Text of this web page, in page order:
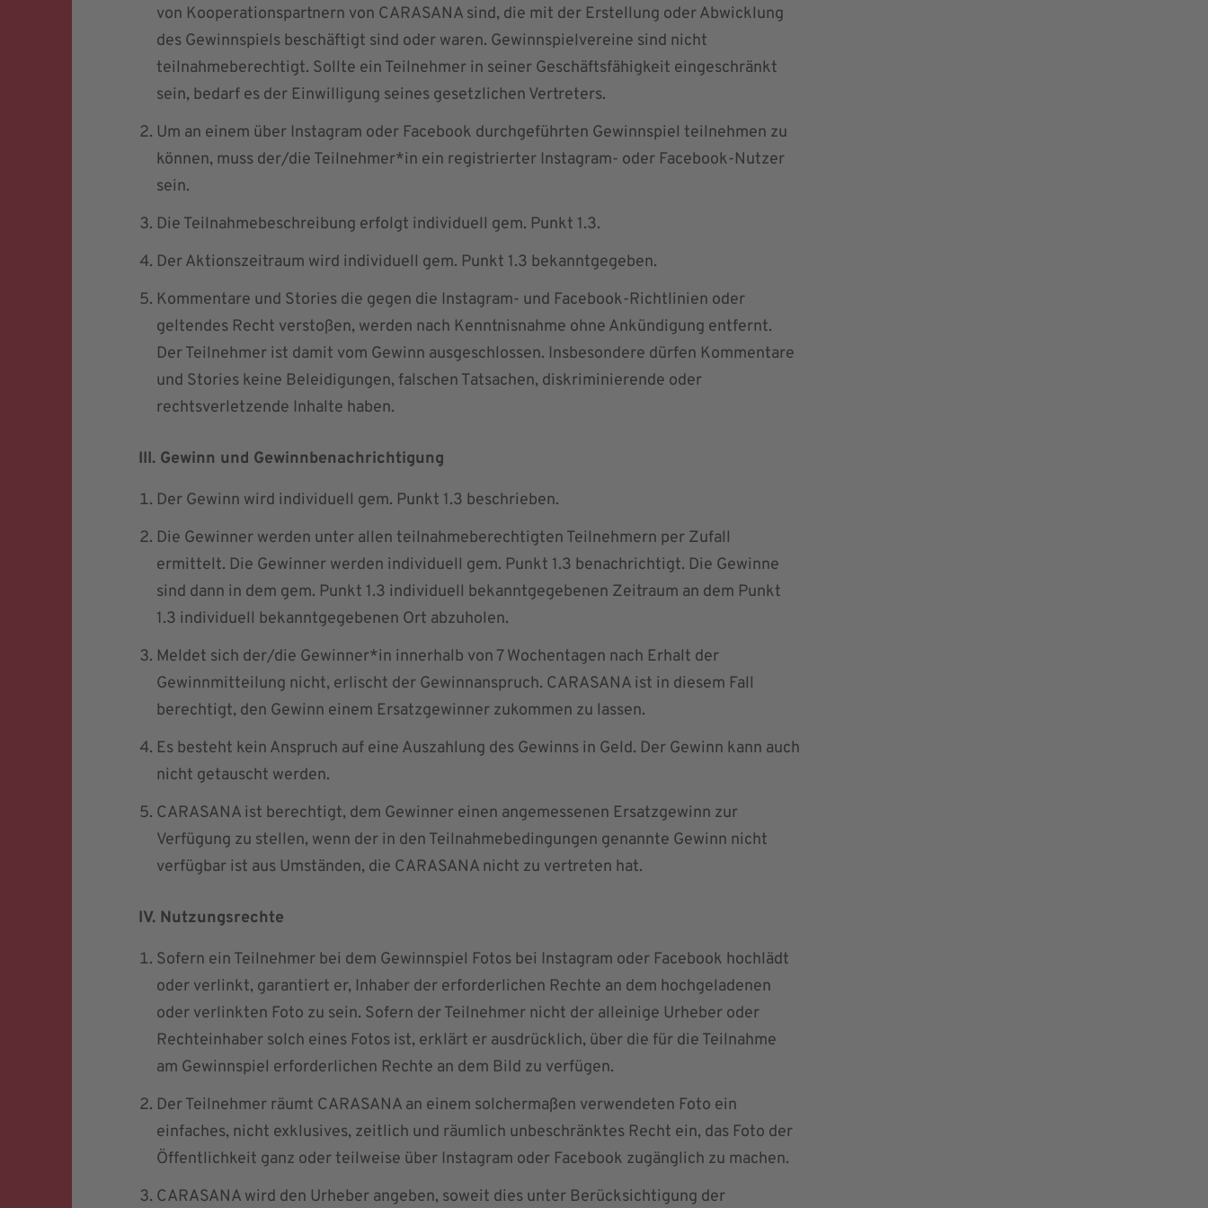
von Kooperationspartnern von CARASANA sind, die mit der Erstellung oder Abwicklung
des Gewinnspiels beschäftigt sind oder waren. Gewinnspielvereine sind nicht
teilnahmeberechtigt. Sollte ein Teilnehmer in seiner Geschäftsfähigkeit eingeschränkt
sein, bedarf es der Einwilligung seines gesetzlichen Vertreters.
Um an einem über Instagram oder Facebook durchgeführten Gewinnspiel teilnehmen zu
können, muss der/die Teilnehmer*in ein registrierter Instagram- oder Facebook-Nutzer
sein.
Die Teilnahmebeschreibung erfolgt individuell gem. Punkt 1.3.
Der Aktionszeitraum wird individuell gem. Punkt 1.3 bekanntgegeben.
Kommentare und Stories die gegen die Instagram- und Facebook-Richtlinien oder
geltendes Recht verstoßen, werden nach Kenntnisnahme ohne Ankündigung entfernt.
Der Teilnehmer ist damit vom Gewinn ausgeschlossen. Insbesondere dürfen Kommentare
und Stories keine Beleidigungen, falschen Tatsachen, diskriminierende oder
rechtsverletzende Inhalte haben.
III. Gewinn und Gewinnbenachrichtigung
Der Gewinn wird individuell gem. Punkt 1.3 beschrieben.
Die Gewinner werden unter allen teilnahmeberechtigten Teilnehmern per Zufall
ermittelt. Die Gewinner werden individuell gem. Punkt 1.3 benachrichtigt. Die Gewinne
sind dann in dem gem. Punkt 1.3 individuell bekanntgegebenen Zeitraum an dem Punkt
1.3 individuell bekanntgegebenen Ort abzuholen.
Meldet sich der/die Gewinner*in innerhalb von 7 Wochentagen nach Erhalt der
Gewinnmitteilung nicht, erlischt der Gewinnanspruch. CARASANA ist in diesem Fall
berechtigt, den Gewinn einem Ersatzgewinner zukommen zu lassen.
Es besteht kein Anspruch auf eine Auszahlung des Gewinns in Geld. Der Gewinn kann auch
nicht getauscht werden.
CARASANA ist berechtigt, dem Gewinner einen angemessenen Ersatzgewinn zur
Verfügung zu stellen, wenn der in den Teilnahmebedingungen genannte Gewinn nicht
verfügbar ist aus Umständen, die CARASANA nicht zu vertreten hat.
IV. Nutzungsrechte
Sofern ein Teilnehmer bei dem Gewinnspiel Fotos bei Instagram oder Facebook hochlädt
oder verlinkt, garantiert er, Inhaber der erforderlichen Rechte an dem hochgeladenen
oder verlinkten Foto zu sein. Sofern der Teilnehmer nicht der alleinige Urheber oder
Rechteinhaber solch eines Fotos ist, erklärt er ausdrücklich, über die für die Teilnahme
am Gewinnspiel erforderlichen Rechte an dem Bild zu verfügen.
Der Teilnehmer räumt CARASANA an einem solchermaßen verwendeten Foto ein
einfaches, nicht exklusives, zeitlich und räumlich unbeschränktes Recht ein, das Foto der
Öffentlichkeit ganz oder teilweise über Instagram oder Facebook zugänglich zu machen.
CARASANA wird den Urheber angeben, soweit dies unter Berücksichtigung der